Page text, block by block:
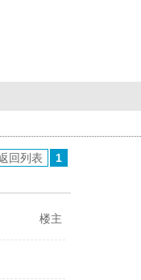
回列表
1
楼主